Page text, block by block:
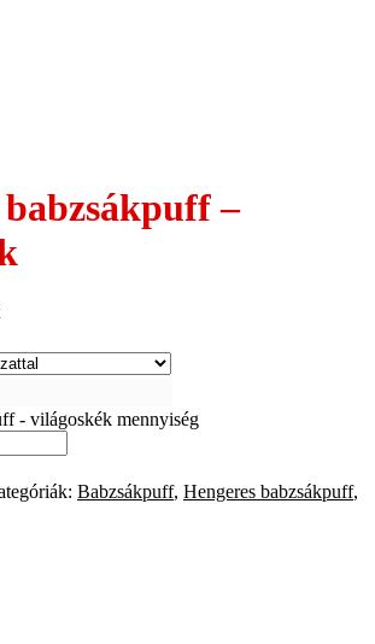
babzsákpuff –
- világoskék mennyiség
Babzsákpuff, Hengeres babzsákpuff,